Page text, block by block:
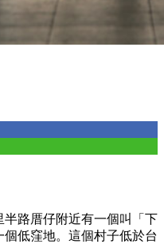
路厝仔附近有一個叫「下
低窪地。這個村子低於台